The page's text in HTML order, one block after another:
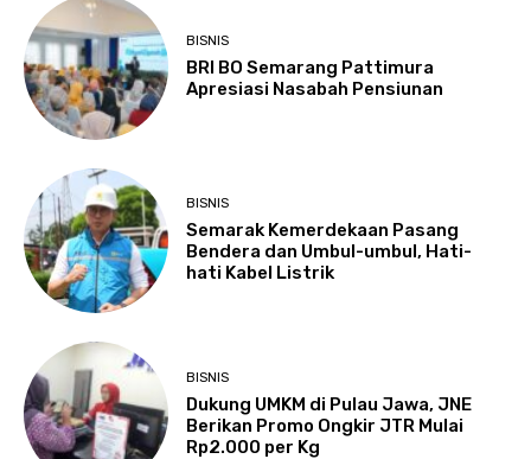
BISNIS
BRI BO Semarang Pattimura
Apresiasi Nasabah Pensiunan
BISNIS
Semarak Kemerdekaan Pasang
Bendera dan Umbul-umbul, Hati-
hati Kabel Listrik
BISNIS
Dukung UMKM di Pulau Jawa, JNE
Berikan Promo Ongkir JTR Mulai
Rp2.000 per Kg